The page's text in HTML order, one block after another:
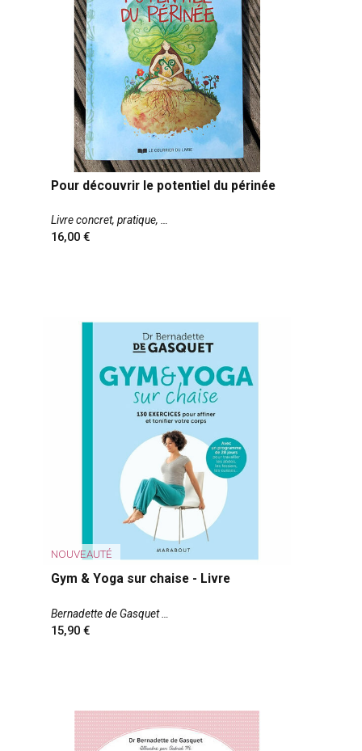
Pour découvrir le potentiel du périnée
Livre concret, pratique,
16,00
NOUVEAUTÉ
Gym & Yoga sur chaise - Livre
Bernadette de Gasquet
15,90